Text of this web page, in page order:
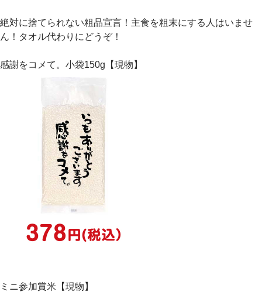
絶対に捨てられない粗品宣言！主食を粗末にする人はいませ
ん！タオル代わりにどうぞ！
感謝をコメて。小袋150g【現物】
ミニ参加賞米【現物】